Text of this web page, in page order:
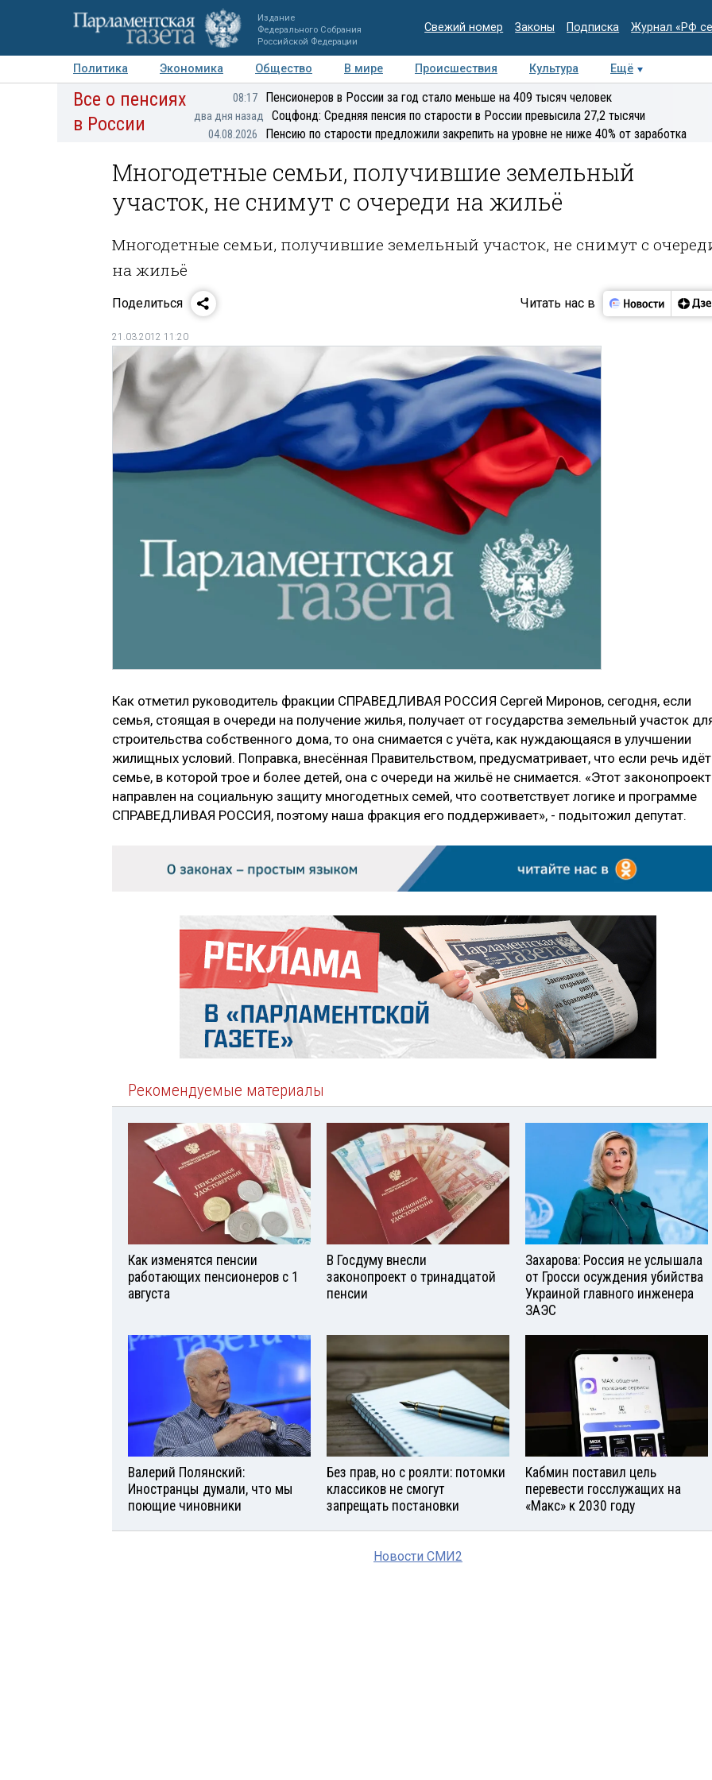
Издание
Федерального Собрания
Российской Федерации
Свежий номер Законы Подписка Журнал «РФ
Политика Экономика Общество В мире Происшествия Культура
Ещё
Авторы Персоны Мнения Регионы Медиацентр Интервью Колумнисты
Все о пенсиях
в России
08:17 Пенсионеров в России за год стало меньше на 409 тысяч человек
два дня назад Соцфонд: Средняя пенсия по старости в России превысила 27,2 тысячи
04.08.2026 Пенсию по старости предложили закрепить на уровне не ниже 40% от заработка
Многодетные семьи, получившие земельный
участок, не снимут с очереди на жильё
Многодетные семьи, получившие земельный участок, не снимут с
на жильё
Поделиться Читать нас в
21.03.2012 11:20
Как отметил руководитель фракции СПРАВЕДЛИВАЯ РОССИЯ Сергей Миронов, сегодня, если
семья, стоящая в очереди на получение жилья, получает от государства земельный участок
строительства собственного дома, то она снимается с учёта, как нуждающаяся в улучшении
жилищных условий. Поправка, внесённая Правительством, предусматривает, что если речь
семье, в которой трое и более детей, она с очереди на жильё не снимается. «Этот законопроект
направлен на социальную защиту многодетных семей, что соответствует логике и программе
СПРАВЕДЛИВАЯ РОССИЯ, поэтому наша фракция его поддерживает», - подытожил депутат.
Рекомендуемые материалы
Как изменятся пенсии
работающих пенсионеров с 1
августа
В Госдуму внесли
законопроект о тринадцатой
пенсии
Захарова: Россия не услышала
от Гросси осуждения убийства
Украиной главного инженера
ЗАЭС
Валерий Полянский:
Иностранцы думали, что мы
поющие чиновники
Без прав, но с роялти: потомки
классиков не смогут
запрещать постановки
Кабмин поставил цель
перевести госслужащих на
«Макс» к 2030 году
Новости СМИ2